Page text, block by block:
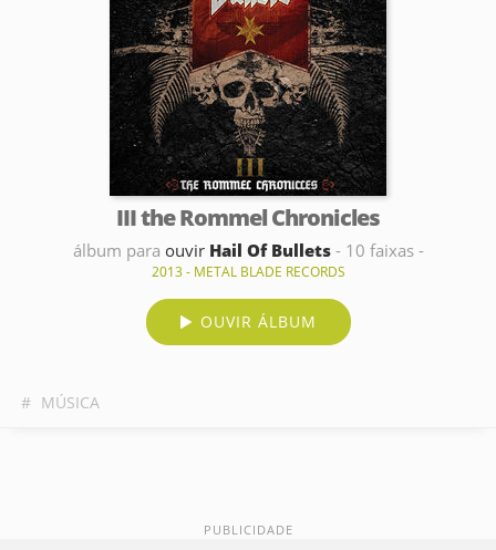
III the Rommel Chronicles
álbum para ouvir Hail Of Bullets- 10 faixas -
2013 - METAL BLADE RECORDS
OUVIR ÁLBUM
# MÚSICA